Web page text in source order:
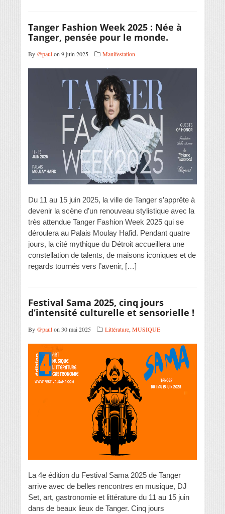
Tanger Fashion Week 2025 : Née à
Tanger, pensée pour le monde.
By @paulon 9 juin 2025 Manifestation
Du 11 au 15 juin 2025, la ville de Tanger s’apprête à
devenir la scène d’un renouveau stylistique avec la
très attendue Tanger Fashion Week 2025 qui se
déroulera au Palais Moulay Hafid. Pendant quatre
jours, la cité mythique du Détroit accueillera une
constellation de talents, de maisons iconiques et de
regards tournés vers l’avenir, […]
Festival Sama 2025, cinq jours
d’intensité culturelle et sensorielle !
By @paulon 30 mai 2025 Littérature, MUSIQUE
La 4e édition du Festival Sama 2025 de Tanger
arrive avec de belles rencontres en musique, DJ
Set, art, gastronomie et littérature du 11 au 15 juin
dans de beaux lieux de Tanger. Cinq jours